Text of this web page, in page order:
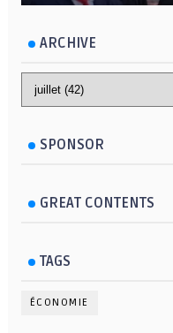
ARCHIVE
SPONSOR
GREAT CONTENTS
TAGS
ÉCONOMIE